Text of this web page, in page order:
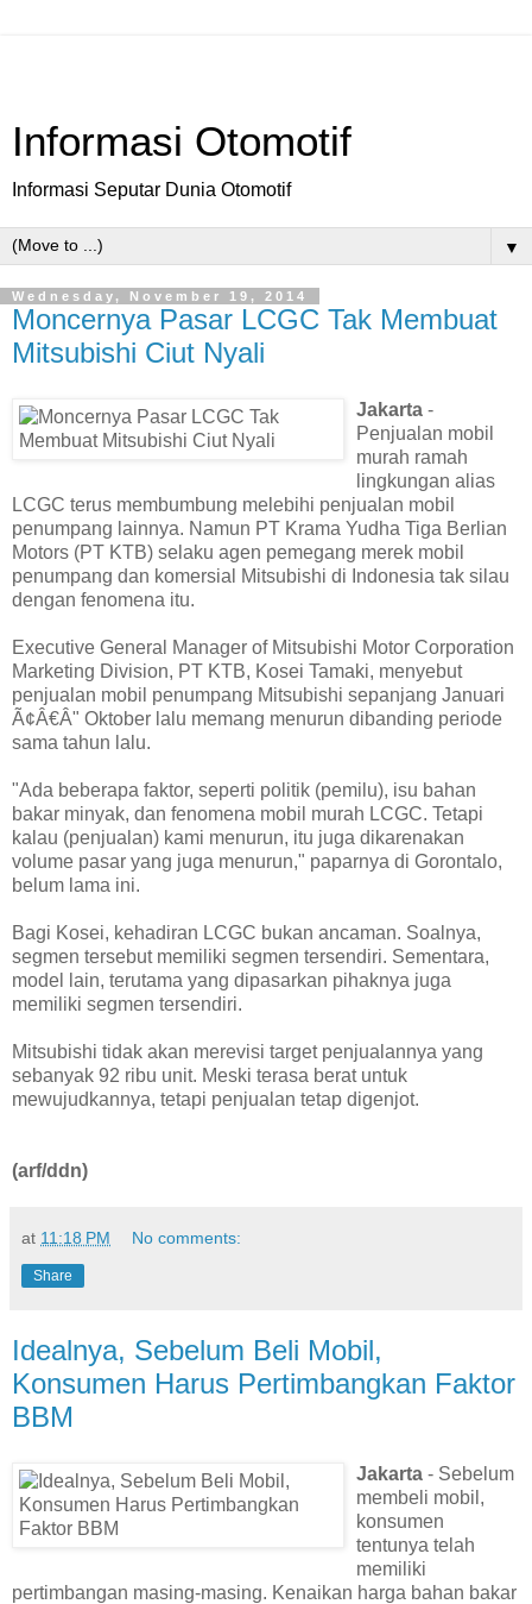
Informasi Otomotif
Informasi Seputar Dunia Otomotif
▼
Wednesday, November 19, 2014
Moncernya Pasar LCGC Tak Membuat
Mitsubishi Ciut Nyali
Jakarta -
Penjualan mobil
murah ramah
lingkungan alias
LCGC terus membumbung melebihi penjualan mobil
penumpang lainnya. Namun PT Krama Yudha Tiga Berlian
Motors (PT KTB) selaku agen pemegang merek mobil
penumpang dan komersial Mitsubishi di Indonesia tak silau
dengan fenomena itu.
Executive General Manager of Mitsubishi Motor Corporation
Marketing Division, PT KTB, Kosei Tamaki, menyebut
penjualan mobil penumpang Mitsubishi sepanjang Januari
Ã¢Â€Â" Oktober lalu memang menurun dibanding periode
sama tahun lalu.
"Ada beberapa faktor, seperti politik (pemilu), isu bahan
bakar minyak, dan fenomena mobil murah LCGC. Tetapi
kalau (penjualan) kami menurun, itu juga dikarenakan
volume pasar yang juga menurun," paparnya di Gorontalo,
belum lama ini.
Bagi Kosei, kehadiran LCGC bukan ancaman. Soalnya,
segmen tersebut memiliki segmen tersendiri. Sementara,
model lain, terutama yang dipasarkan pihaknya juga
memiliki segmen tersendiri.
Mitsubishi tidak akan merevisi target penjualannya yang
sebanyak 92 ribu unit. Meski terasa berat untuk
mewujudkannya, tetapi penjualan tetap digenjot.
(arf/ddn)
at 11:18 PM No comments:
Share
Idealnya, Sebelum Beli Mobil,
Konsumen Harus Pertimbangkan Faktor
BBM
Jakarta - Sebelum
membeli mobil,
konsumen
tentunya telah
memiliki
pertimbangan masing-masing. Kenaikan harga bahan bakar